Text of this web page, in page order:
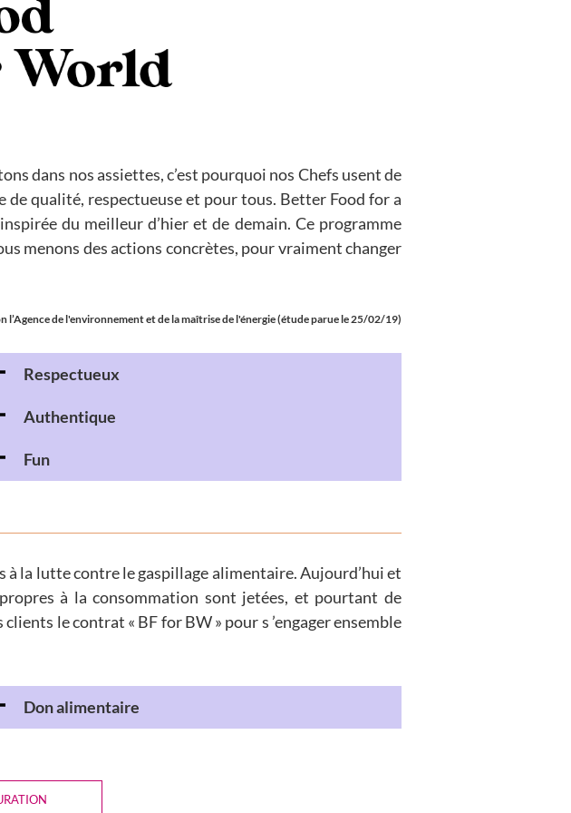
dans nos assiettes, c’est pourquoi nos Chefs usent de
qualité, respectueuse et pour tous. Better Food for a
du meilleur d’hier et de demain. Ce programme
menons des actions concrètes, pour vraiment changer
l’Agence de l'environnement et de la maîtrise de l'énergie (étude parue le 25/02/19)
Respectueux
Authentique
Fun
à la lutte contre le gaspillage alimentaire. Aujourd’hui et
à la consommation sont jetées, et pourtant de
le contrat « BF for BW » pour s ’engager ensemble
Don alimentaire